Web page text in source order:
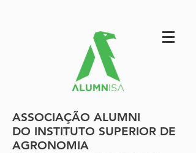
ASSOCIAÇÃO ALUMNI
DO INSTITUTO SUPERIOR DE
AGRONOMIA